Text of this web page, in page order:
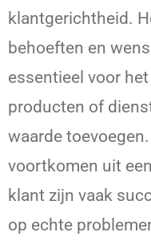
klantgerichtheid.
behoeften en
essentieel voor
producten of
waarde
voortkomen uit
klant zijn vaak
op echte